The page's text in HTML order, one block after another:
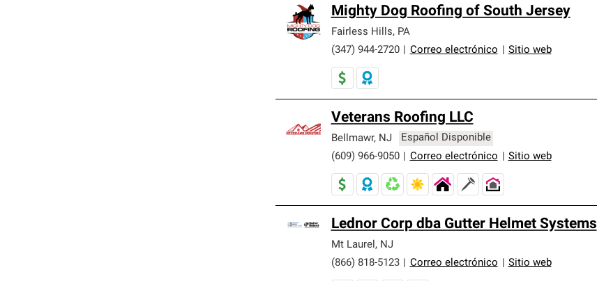
Mighty Dog Roofing of South Jersey
Fairless Hills, PA
(347) 944-2720
Correo electrónico Sitio web
Veterans Roofing LLC
Bellmawr, NJ
Español Disponible
(609) 966-9050
Correo electrónico Sitio web
Lednor Corp dba Gutter Helmet Systems
Mt Laurel , NJ
(866) 818-5123
Correo electrónico Sitio web